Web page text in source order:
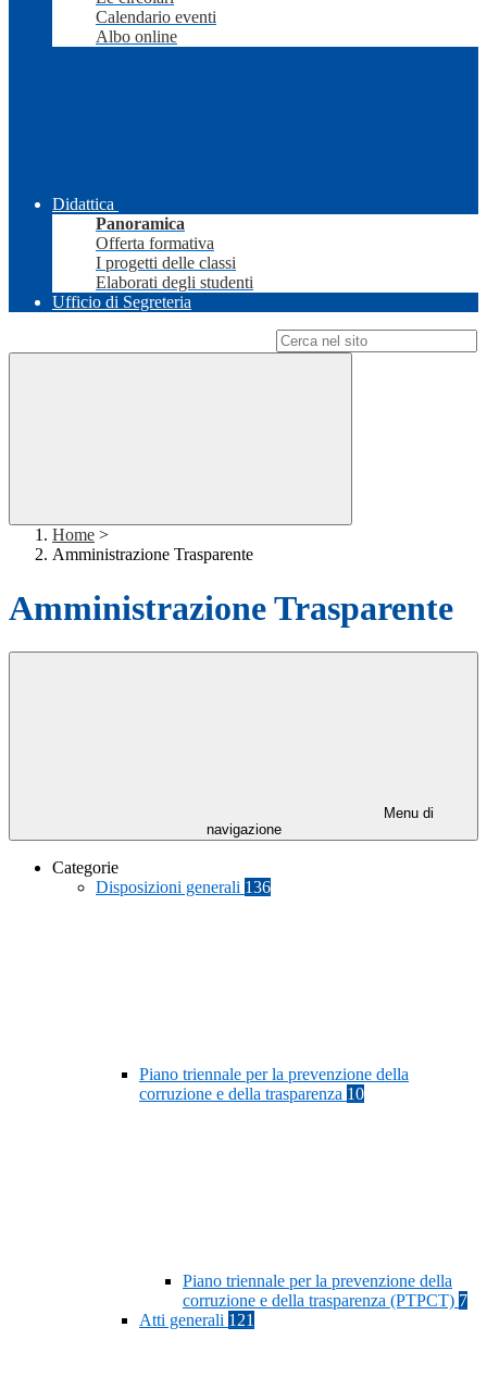
Calendario eventi
Albo online
Didattica
Panoramica
Offerta formativa
I progetti delle classi
Elaborati degli studenti
Ufficio di Segreteria
Home >
Amministrazione Trasparente
Amministrazione Trasparente
Menu di
navigazione
Categorie
Disposizioni generali 136
Piano triennale per la prevenzione della
corruzione e della trasparenza 10
Piano triennale per la prevenzione della
corruzione e della trasparenza (PTPCT) 7
Atti generali 121